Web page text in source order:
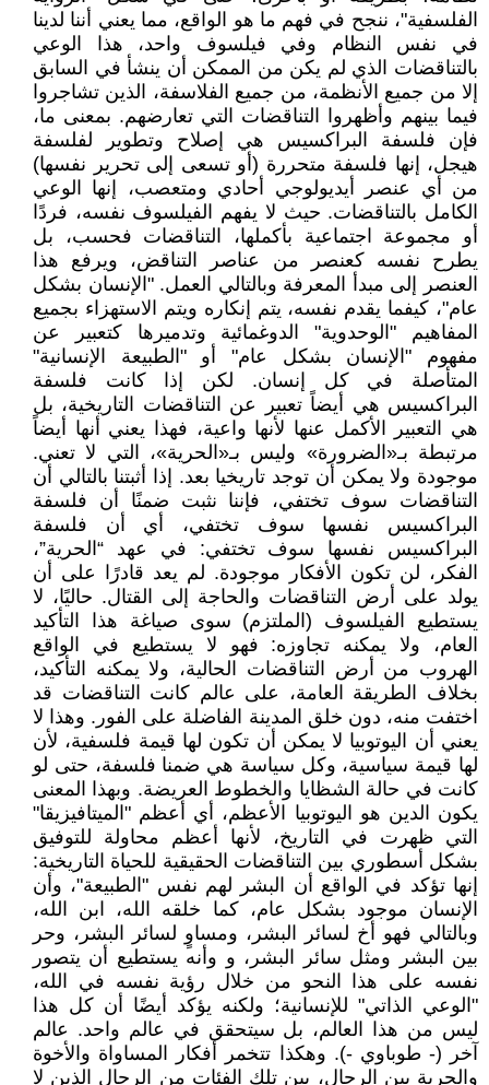
الفلسفية"، ننجح في فهم ما هو الواقع، مما يعني أننا لدينا
في نفس النظام وفي فيلسوف واحد، هذا الوعي
بالتناقضات الذي لم يكن من الممكن أن ينشأ في السابق
إلا من جميع الأنظمة، من جميع الفلاسفة، الذين تشاجروا
فيما بينهم وأظهروا التناقضات التي تعارضهم. بمعنى ما،
فإن فلسفة البراكسيس هي إصلاح وتطوير لفلسفة
هيجل، إنها فلسفة متحررة (أو تسعى إلى تحرير نفسها)
من أي عنصر أيديولوجي أحادي ومتعصب، إنها الوعي
الكامل بالتناقضات. حيث لا يفهم الفيلسوف نفسه، فردًا
أو مجموعة اجتماعية بأكملها، التناقضات فحسب، بل
يطرح نفسه كعنصر من عناصر التناقض، ويرفع هذا
العنصر إلى مبدأ المعرفة وبالتالي العمل. "الإنسان بشكل
عام"، كيفما يقدم نفسه، يتم إنكاره ويتم الاستهزاء بجميع
المفاهيم "الوحدوية" الدوغمائية وتدميرها كتعبير عن
مفهوم "الإنسان بشكل عام" أو "الطبيعة الإنسانية"
المتأصلة في كل إنسان. لكن إذا كانت فلسفة
البراكسيس هي أيضاً تعبير عن التناقضات التاريخية، بل
هي التعبير الأكمل عنها لأنها واعية، فهذا يعني أنها أيضاً
مرتبطة بـ«الضرورة» وليس بـ«الحرية»، التي لا تعني.
موجودة ولا يمكن أن توجد تاريخيا بعد. إذا أثبتنا بالتالي أن
التناقضات سوف تختفي، فإننا نثبت ضمنًا أن فلسفة
البراكسيس نفسها سوف تختفي، أي أن فلسفة
البراكسيس نفسها سوف تختفي: في عهد “الحرية”،
الفكر، لن تكون الأفكار موجودة. لم يعد قادرًا على أن
يولد على أرض التناقضات والحاجة إلى القتال. حاليًا، لا
يستطيع الفيلسوف (الملتزم) سوى صياغة هذا التأكيد
العام، ولا يمكنه تجاوزه: فهو لا يستطيع في الواقع
الهروب من أرض التناقضات الحالية، ولا يمكنه التأكيد،
بخلاف الطريقة العامة، على عالم كانت التناقضات قد
اختفت منه، دون خلق المدينة الفاضلة على الفور. وهذا لا
يعني أن اليوتوبيا لا يمكن أن تكون لها قيمة فلسفية، لأن
لها قيمة سياسية، وكل سياسة هي ضمنا فلسفة، حتى لو
كانت في حالة الشظايا والخطوط العريضة. وبهذا المعنى
يكون الدين هو اليوتوبيا الأعظم، أي أعظم "الميتافيزيقا"
التي ظهرت في التاريخ، لأنها أعظم محاولة للتوفيق
بشكل أسطوري بين التناقضات الحقيقية للحياة التاريخية:
إنها تؤكد في الواقع أن البشر لهم نفس "الطبيعة"، وأن
الإنسان موجود بشكل عام، كما خلقه الله، ابن الله،
وبالتالي فهو أخ لسائر البشر، ومساوٍ لسائر البشر، وحر
بين البشر ومثل سائر البشر، و وأنه يستطيع أن يتصور
نفسه على هذا النحو من خلال رؤية نفسه في الله،
"الوعي الذاتي" للإنسانية؛ ولكنه يؤكد أيضًا أن كل هذا
ليس من هذا العالم، بل سيتحقق في عالم واحد. عالم
آخر (- طوباوي -). وهكذا تتخمر أفكار المساواة والأخوة
والحرية بين الرجال، بين تلك الفئات من الرجال الذين لا